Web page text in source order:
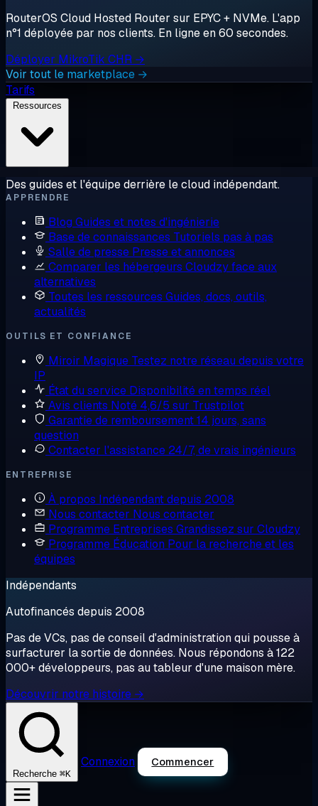
RouterOS Cloud Hosted Router sur EPYC + NVMe. L'app
n°1 déployée par nos clients. En ligne en 60 secondes.
Déployer MikroTik CHR →
Voir tout le marketplace →
Tarifs
Des guides et l'équipe derrière le cloud indépendant.
APPRENDRE
Blog Guides et notes d'ingénierie
Base de connaissances Tutoriels pas à pas
Salle de presse Presse et annonces
Comparer les hébergeurs Cloudzy face aux
alternatives
Toutes les ressources Guides, docs, outils,
actualités
OUTILS ET CONFIANCE
Miroir Magique Testez notre réseau depuis votre
IP
État du service Disponibilité en temps réel
Avis clients Noté 4,6/5 sur Trustpilot
Garantie de remboursement14 jours, sans
question
Contacter l'assistance 24/7, de vrais ingénieurs
ENTREPRISE
À propos Indépendant depuis 2008
Nous contacter Nous contacter
Programme Entreprises Grandissez sur Cloudzy
Programme Éducation Pour la recherche et les
équipes
Indépendants
Autofinancés depuis 2008
Pas de VCs, pas de conseil d'administration qui pousse à
surfacturer la sortie de données. Nous répondons à 122
000+ développeurs, pas au tableur d'une maison mère.
Découvrir notre histoire →
Recherche ⌘K
Connexion Commencer